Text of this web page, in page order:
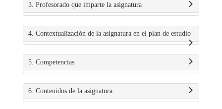
3. Profesorado que imparte la asignatura
4. Contextualización de la asignatura en el plan de estudio
5. Competencias
6. Contenidos de la asignatura